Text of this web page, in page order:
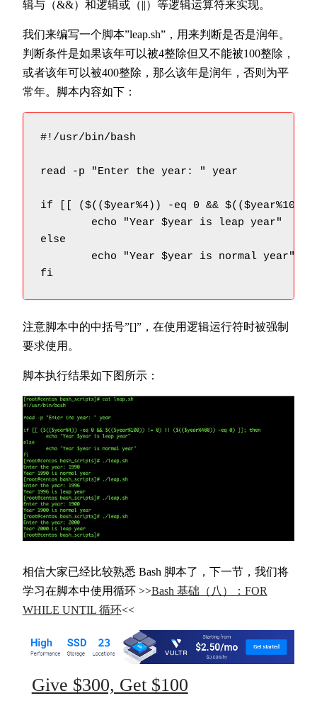
辑与（&&）和逻辑或（||）等逻辑运算符来实现。
我们来编写一个脚本”leap.sh”，用来判断是否是润年。
判断条件是如果该年可以被4整除但又不能被100整除，
或者该年可以被400整除，那么该年是润年，否则为平
常年。脚本内容如下：
#!/usr/bin/bash
read -p "Enter the year: " year
if [[ ($(($year%4)) -eq 0 &&
else
fi
注意脚本中的中括号”[]”，在使用逻辑运行符时被强制
要求使用。
脚本执行结果如下图所示：
相信大家已经比较熟悉 Bash 脚本了，下一节，我们将
学习在脚本中使用循环 >>Bash 基础（八）：FOR
WHILE UNTIL 循环<<
Give $300, Get $100